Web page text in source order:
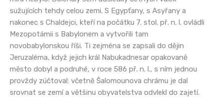
sužujících tehdy celou zemi. S Egypťany, s Asyřany a
nakonec s Chaldejci, kteří na počátku 7. stol. př. n. l. ovládli
Mezopotámii s Babylonem a vytvořili tam
novobabylonskou říši. Ti zejména se zapsali do dějin
Jeruzaléma, když jejich král Nabukadnesar opakovaně
město dobyl a podruhé, v roce 586 př. n. l., s ním jednou
provždy zúčtoval: včetně Šalomounova chrámu je dal
srovnat se zemí a většinu obyvatelstva odvlekl do zajetí.